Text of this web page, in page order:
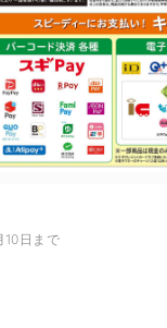
日まで